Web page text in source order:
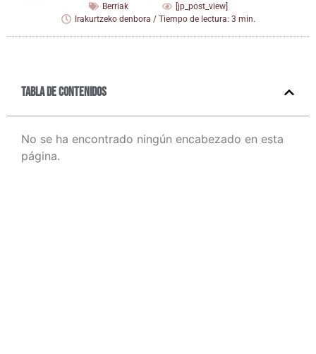
Berriak
[jp_post_view]
Irakurtzeko denbora / Tiempo de lectura: 3 min.
Tabla de contenidos
No se ha encontrado ningún encabezado en esta
página.